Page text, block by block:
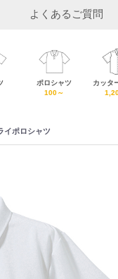
よくあるご質問
ポロシャツ
100～
カッタ
イポロシャツ